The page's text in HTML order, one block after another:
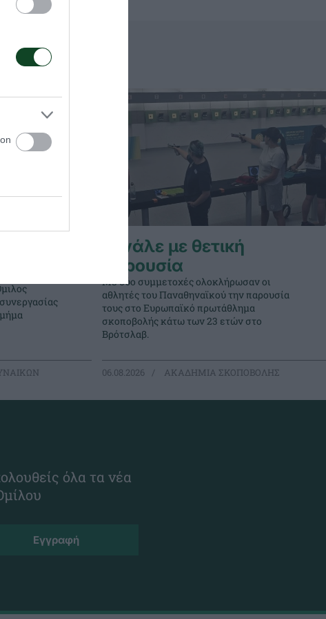
Φινάλε με θετική
παρουσία
Με δύο συμμετοχές ολοκλήρωσαν οι
αθλητές του Παναθηναϊκού την παρουσία
τους στο Ευρωπαϊκό πρωτάθλημα
σκοποβολής κάτω των 23 ετών στο
Βρότσλαβ.
06.08.2026 ΑΚΑΔΗΜΙΑ ΣΚΟΠΟΒΟΛΗΣ
όλα τα νέα